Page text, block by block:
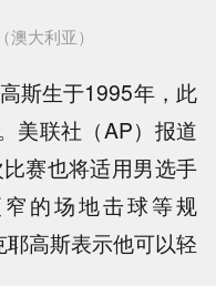
大利亚）
斯生于1995年，此
美联社（AP）报道
赛也将适用男选手
的场地击球等规
高斯表示他可以轻